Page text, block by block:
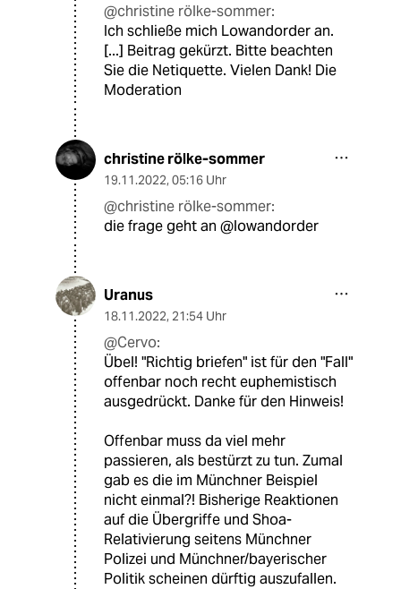
@christine rölke-sommer:
Ich schließe mich Lowandorder an.
[...] Beitrag gekürzt. Bitte beachten
Sie die Netiquette. Vielen Dank! Die
Moderation
christine rölke-sommer
19.11.2022, 05:16 Uhr
@christine rölke-sommer:
die frage geht an @lowandorder
Uranus
18.11.2022, 21:54 Uhr
@Cervo:
Übel! "Richtig briefen" ist für den "Fall"
offenbar noch recht euphemistisch
ausgedrückt. Danke für den Hinweis!
Offenbar muss da viel mehr
passieren, als bestürzt zu tun. Zumal
gab es die im Münchner Beispiel
nicht einmal?! Bisherige Reaktionen
auf die Übergriffe und Shoa-
Relativierung seitens Münchner
Polizei und Münchner/bayerischer
Politik scheinen dürftig auszufallen.